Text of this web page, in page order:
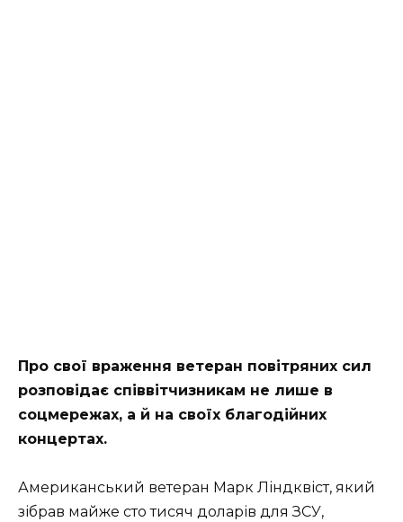
Про свої враження ветеран повітряних сил
розповідає співвітчизникам не лише в
соцмережах, а й на своїх благодійних
концертах.
Американський ветеран Марк Ліндквіст, який
зібрав майже сто тисяч доларів для ЗСУ,